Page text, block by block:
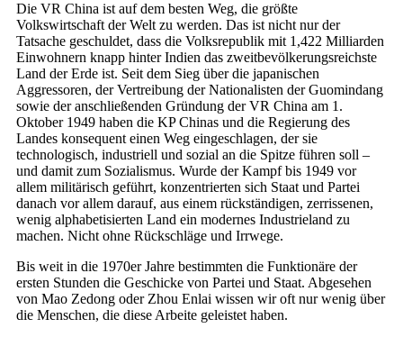
Die VR China ist auf dem besten Weg, die größte
Volkswirtschaft der Welt zu werden. Das ist nicht nur der
Tatsache geschuldet, dass die Volksrepublik mit 1,422 Milliarden
Einwohnern knapp hinter Indien das zweitbevölkerungsreichste
Land der Erde ist. Seit dem Sieg über die japanischen
Aggressoren, der Vertreibung der Nationalisten der Guomindang
sowie der anschließenden Gründung der VR China am 1.
Oktober 1949 haben die KP Chinas und die Regierung des
Landes konsequent einen Weg eingeschlagen, der sie
technologisch, industriell und sozial an die Spitze führen soll –
und damit zum Sozialismus. Wurde der Kampf bis 1949 vor
allem militärisch geführt, konzentrierten sich Staat und Partei
danach vor allem darauf, aus einem rückständigen, zerrissenen,
wenig alphabetisierten Land ein modernes Industrieland zu
machen. Nicht ohne Rückschläge und Irrwege.
Bis weit in die 1970er Jahre bestimmten die Funktionäre der
ersten Stunden die Geschicke von Partei und Staat. Abgesehen
von Mao Zedong oder Zhou Enlai wissen wir oft nur wenig über
die Menschen, die diese Arbeite geleistet haben.